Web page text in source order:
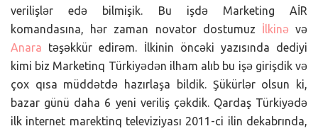
verilişlər edə bilmişik. Bu işdə Marketing AİR
komandasına, hər zaman novator dostumuz İlkinə və
Anara təşəkkür edirəm. İlkinin öncəki yazısında dediyi
kimi biz Marketinq Türkiyədən ilham alıb bu işə girişdik və
çox qısa müddətdə hazırlaşa bildik. Şükürlər olsun ki,
bazar günü daha 6 yeni veriliş çəkdik. Qardaş Türkiyədə
ilk internet marektinq televiziyası 2011-ci ilin dekabrında,